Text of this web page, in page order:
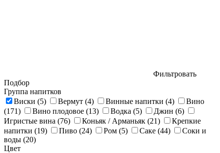
Фильтровать
Подбор
Группа напитков
Виски (5) Вермут (4) Винные напитки (4)
Вино
(171)
Вино плодовое (13) Водка (5) Джин (6)
Игристые вина (76) Коньяк / Арманьяк (21)
Крепкие
напитки (19) Пиво (24) Ром (5) Саке (44)
Соки и
воды (20)
Цвет